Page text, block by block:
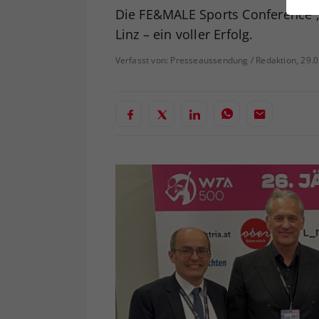
Die FE&MALE Sports
Linz – ein voller Erfolg.
Verfasst von: Presseaussendung / Redaktion,